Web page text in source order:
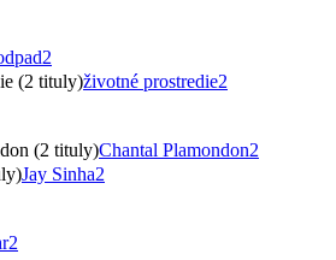
2
(2 tituly)životné prostredie2
(2 tituly)Chantal Plamondon2
Jay Sinha2
2